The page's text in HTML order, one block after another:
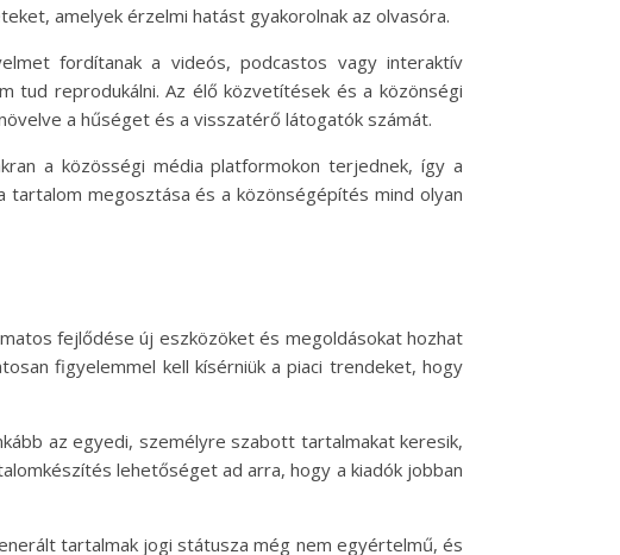
amelyek érzelmi hatást gyakorolnak az olvasóra.
fordítanak a videós, podcastos vagy interaktív
tud reprodukálni. Az élő közvetítések és a közönségi
a hűséget és a visszatérő látogatók számát.
a közösségi média platformokon terjednek, így a
tartalom megosztása és a közönségépítés mind olyan
fejlődése új eszközöket és megoldásokat hozhat
figyelemmel kell kísérniük a piaci trendeket, hogy
az egyedi, személyre szabott tartalmakat keresik,
lehetőséget ad arra, hogy a kiadók jobban
tartalmak jogi státusza még nem egyértelmű, és